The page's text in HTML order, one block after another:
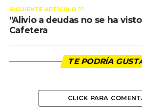
SIGUIENTE ARTÍCULO 👈🏻
“Alivio a deudas no se ha
Cafetera
TE PODRÍA
CLICK PARA